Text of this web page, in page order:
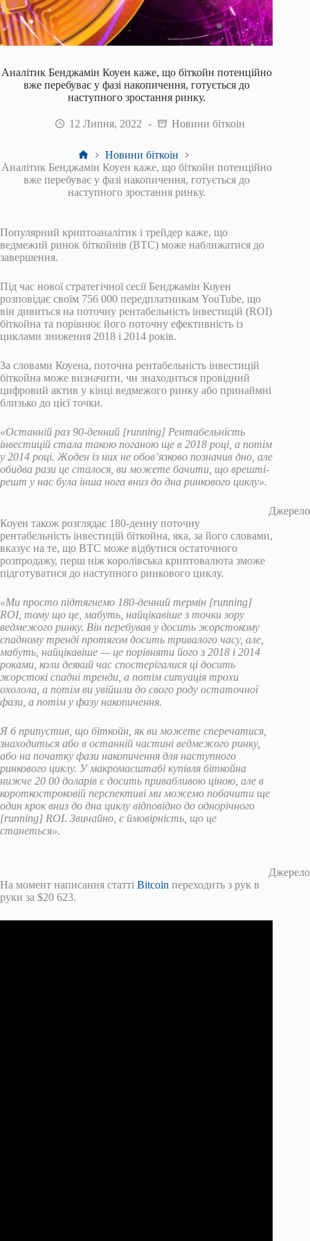
Аналітик Бенджамін Коуен каже, що біткойн потенційно
вже перебуває у фазі накопичення, готується до
наступного зростання ринку.
12 Липня, 2022 Новини біткоін
Головна
Новини біткоін
Аналітик Бенджамін Коуен каже, що біткойн потенційно
вже перебуває у фазі накопичення, готується до
наступного зростання ринку.
Популярний криптоаналітик і трейдер каже, що
ведмежий ринок біткойнів (BTC) може наближатися до
завершення.
Під час нової стратегічної сесії Бенджамін Коуен
розповідає своїм 756 000 передплатникам YouTube, що
він дивиться на поточну рентабельність інвестицій (ROI)
біткойна та порівнює його поточну ефективність із
циклами зниження 2018 і 2014 років.
За словами Коуена, поточна рентабельність інвестицій
біткойна може визначити, чи знаходиться провідний
цифровий актив у кінці ведмежого ринку або принаймні
близько до цієї точки.
«Останній раз 90-денний [running] Рентабельність
інвестицій стала такою поганою ще в 2018 році, а потім
у 2014 році. Жоден із них не обов’язково позначив дно, але
обидва рази це сталося, ви можете бачити, що врешті-
решт у нас була інша нога вниз до дна ринкового циклу».
Коуен також розглядає 180-денну поточну
рентабельність інвестицій біткойна, яка, за його словами,
вказує на те, що BTC може відбутися остаточного
розпродажу, перш ніж королівська криптовалюта зможе
підготуватися до наступного ринкового циклу.
«Ми просто підтягнемо 180-денний термін [running]
ROI, тому що це, мабуть, найцікавіше з точки зору
ведмежого ринку. Він перебував у досить жорстокому
спадному тренді протягом досить тривалого часу, але,
мабуть, найцікавіше — це порівняти його з 2018 і 2014
роками, коли деякий час спостерігалися ці досить
жорстокі спадні тренди, а потім ситуація трохи
охолола, а потім ви увійшли до свого роду остаточної
фази, а потім у фазу накопичення.
Я б припустив, що біткойн, як ви можете сперечатися,
знаходиться або в останній частині ведмежого ринку,
або на початку фази накопичення для наступного
ринкового циклу. У макромасштабі купівля біткойна
нижче 20 00 доларів є досить привабливою ціною, але в
короткостроковій перспективі ми можемо побачити ще
один крок вниз до дна циклу відповідно до однорічного
[running] ROI. Звичайно, є ймовірність, що це
станеться».
На момент написання статті Bitcoin переходить з рук в
руки за $20 623.